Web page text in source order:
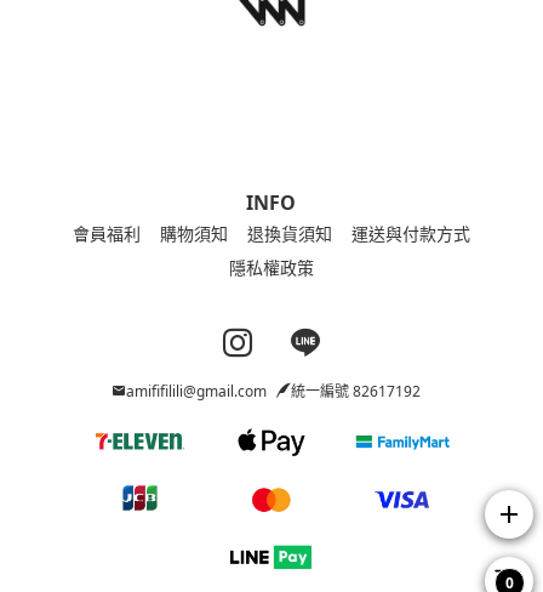
INFO
會員福利 購物須知 退換貨須知
運送與付款方式
隱私權政策
Instagram page
Line page
amififilili@gmail.com 統一編號 82617192
add
0